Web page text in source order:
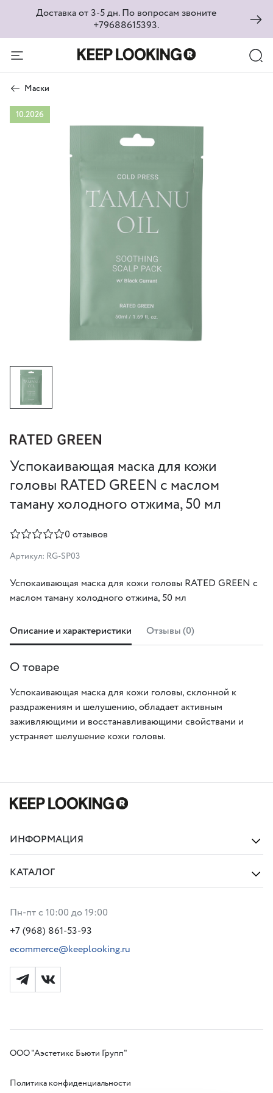
Доставка от 3-5 дн. По вопросам звоните
+79688615393.
Маски
10.2026
Успокаивающая маска для кожи
головы RATED GREEN с маслом
таману холодного отжима, 50 мл
0 отзывов
Артикул: RG-SP03
Успокаивающая маска для кожи головы RATED GREEN с
маслом таману холодного отжима, 50 мл
Описание и характеристики Отзывы (0)
О товаре
Успокаивающая маска для кожи головы, склонной к
раздражениям и шелушению, обладает активным
заживляющими и восстанавливающими свойствами и
устраняет шелушение кожи головы.
ИНФОРМАЦИЯ
КАТАЛОГ
Пн-пт с 10:00 до 19:00
+7 (968) 861-53-93
ecommerce@keeplooking.ru
ООО "Аэстетикс Бьюти Групп"
Политика конфиденциальности